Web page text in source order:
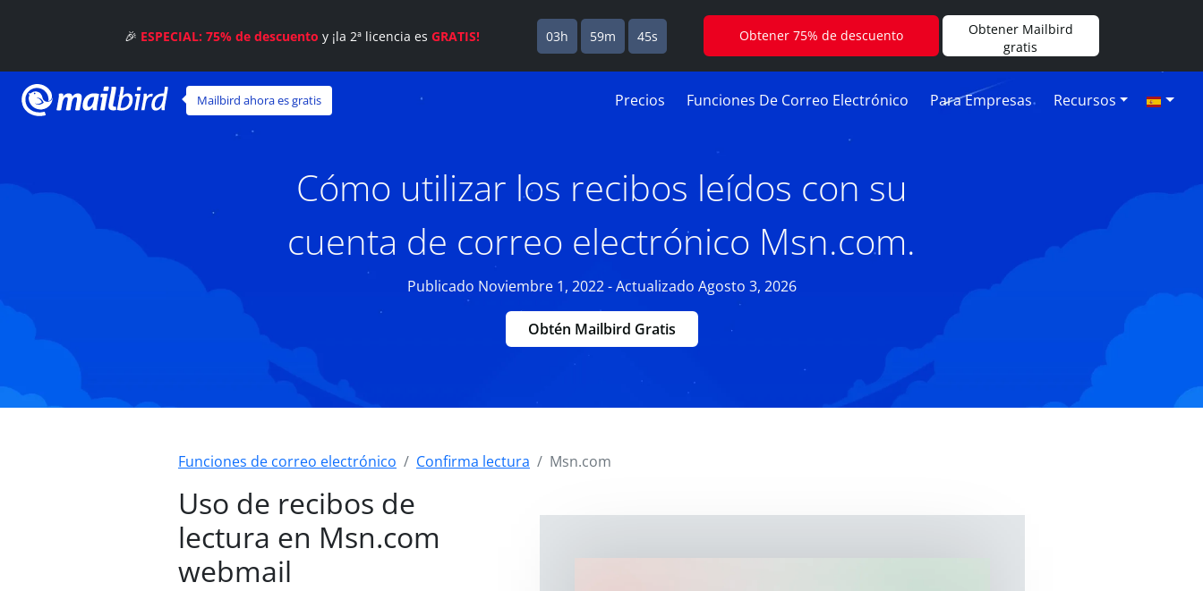
Mailbird ahora es gratis Precios Funciones De Correo Electrónico Para Empresas Recursos
Cómo utilizar los recibos leídos con su
cuenta de correo electrónico Msn.com.
Publicado Noviembre 1, 2022 - Actualizado Agosto 3, 2026
Obtén Mailbird Gratis
Funciones de correo electrónico Confirma lectura Msn.com
Uso de recibos de
lectura en Msn.com
webmail
🎉 ESPECIAL: 75% de descuento y ¡la 2ª licencia es GRATIS! 03h 59m 44s Obtener 75% de descuento
Obtener Mailbird
gratis